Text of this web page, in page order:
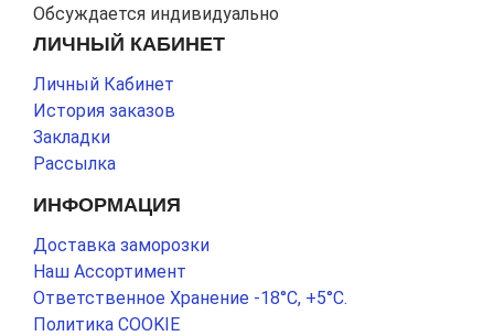
Обсуждается индивидуально
ЛИЧНЫЙ КАБИНЕТ
Личный Кабинет
История заказов
Закладки
Рассылка
ИНФОРМАЦИЯ
Доставка заморозки
Наш Ассортимент
Ответственное Хранение -18°С, +5°С.
Политика COOKIE